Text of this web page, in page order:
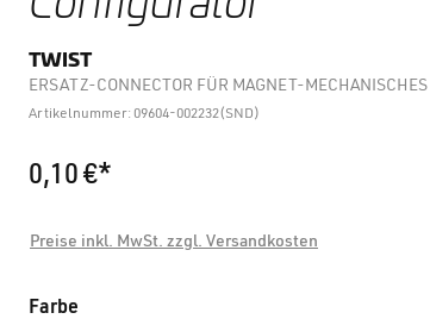
TWIST
ERSATZ-CONNECTOR FÜR MAGNET-
Artikelnummer: 09604-002232(SND)
0,10 €*
Preise inkl. MwSt. zzgl. Versandkosten
Farbe